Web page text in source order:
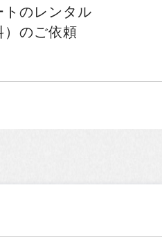
のレンタル
のご依頼